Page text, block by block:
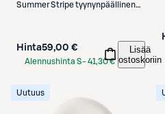
Summer Stripe tyynynpäällinen
Hinta59,00 €
Alennushinta S-41,30 €
Lisää
ostoskoriin
Uutuus